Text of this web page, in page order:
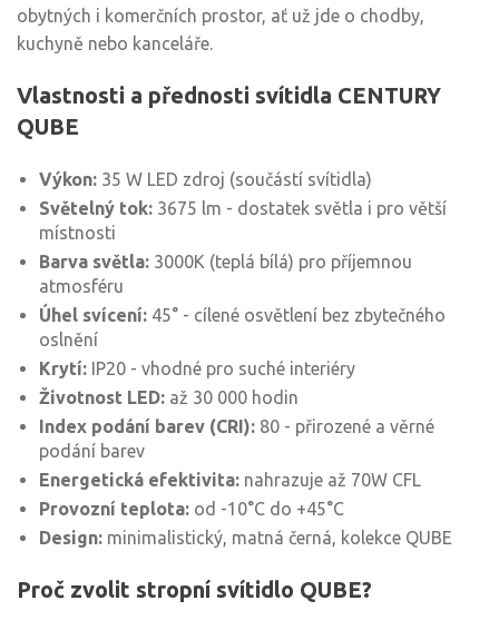
obytných i komerčních prostor, ať už jde o chodby,
kuchyně nebo kanceláře.
Vlastnosti a přednosti svítidla CENTURY
QUBE
Výkon: 35 W LED zdroj (součástí svítidla)
Světelný tok: 3675 lm - dostatek světla i pro větší
místnosti
Barva světla: 3000K (teplá bílá) pro příjemnou
atmosféru
Úhel svícení: 45° - cílené osvětlení bez zbytečného
oslnění
Krytí: IP20 - vhodné pro suché interiéry
Životnost LED: až 30 000 hodin
Index podání barev (CRI): 80 - přirozené a věrné
podání barev
Energetická efektivita: nahrazuje až 70W CFL
Provozní teplota: od -10°C do +45°C
Design: minimalistický, matná černá, kolekce QUBE
Proč zvolit stropní svítidlo QUBE?